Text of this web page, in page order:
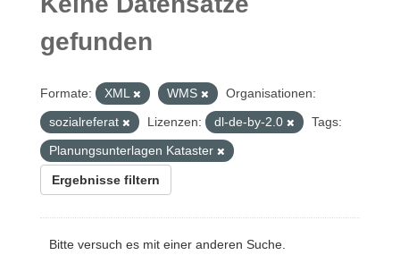
gefunden
Formate: XML WMS
Organisationen:
sozialreferat
Lizenzen: dl-de-by-2.0
Tags:
Planungsunterlagen Kataster
Ergebnisse filtern
Bitte versuch es mit einer anderen Suche.